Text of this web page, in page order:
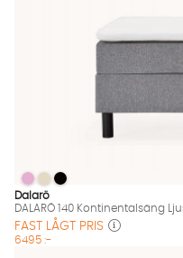
DALARÖ 140
DALARÖ 140 Kontinentalsäng Ljusgrå
DALARÖ 140 Kontinentalsäng
DALARÖ 140 Kontinentalsäng
Dalarö
DALARÖ 140 Kontinentalsäng
FAST LÅGT PRIS
6495 :-